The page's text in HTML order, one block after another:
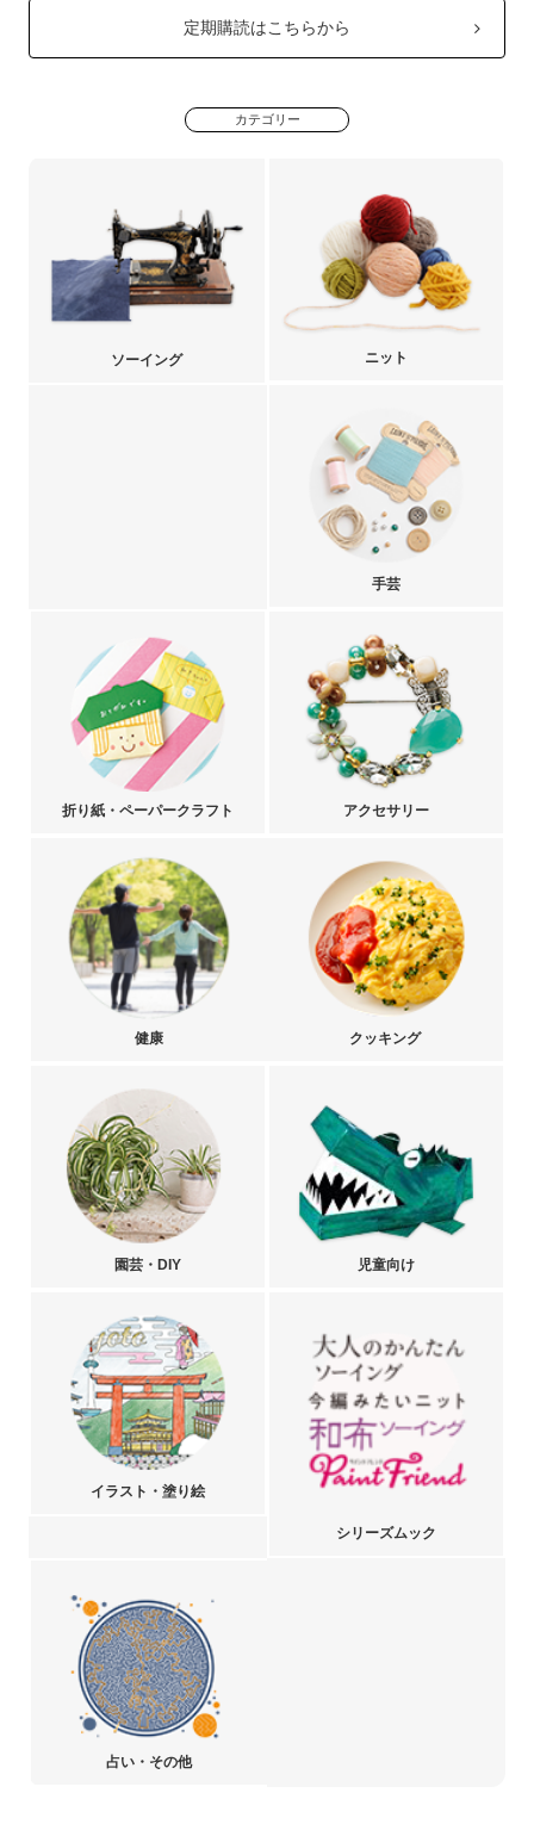
定期購読はこちらから
カテゴリー
ソーイング ニット
手芸
折り紙・ペーパークラフト アクセサリー
健康 クッキング
園芸・DIY 児童向け
イラスト・塗り絵
シリーズムック
占い・その他